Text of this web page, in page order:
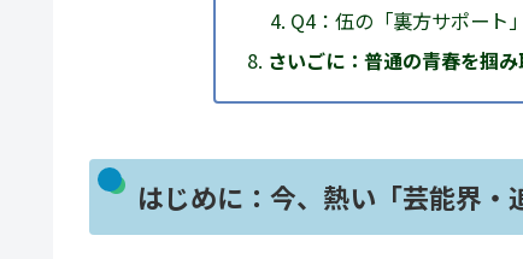
Q4：伍の「裏方サポート
さいごに：普通の青春を掴
はじめに：今、熱い「芸能界・